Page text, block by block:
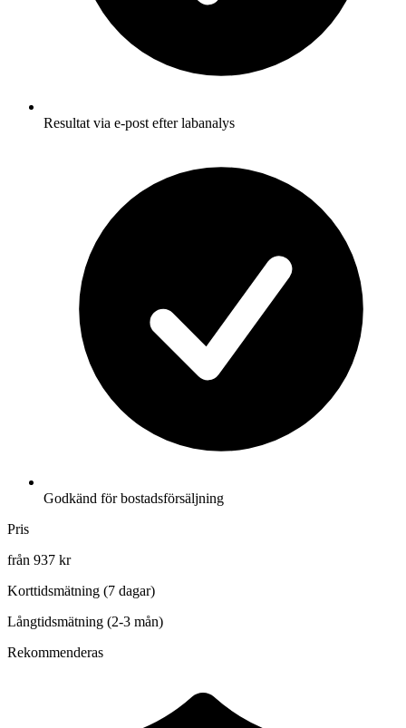
Resultat via e-post efter labanalys
Godkänd för bostadsförsäljning
Pris
från 937 kr
Korttidsmätning (7 dagar)
Långtidsmätning (2-3 mån)
Rekommenderas